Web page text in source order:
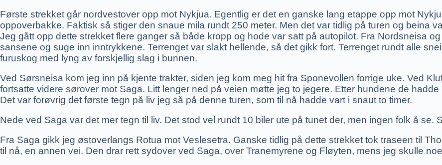
Første strekket går nordvestover opp mot Nykjua. Egentlig er det en ganske lang etappe opp mot
oppoverbakke. Faktisk så stiger den snaue mila rundt 250 meter. Men det var tidlig på turen og beina
Jeg gått opp dette strekket flere ganger så både kropp og hode var satt på autopilot. Fra Nordsneisa
sansene og suge inn inntrykkene. Terrenget var slakt hellende, så det gikk fort. Terrenget rundt alle
furuskog med lyng av forskjellig slag i bunnen.
Ved Sørsneisa kom jeg inn på kjente trakter, siden jeg kom meg hit fra Sponevollen forrige uke. Ved
fortsatte videre sørover mot Saga. Litt lenger ned på veien møtte jeg to jegere. Etter hundene de
Det var forøvrig det første tegn på liv jeg så på denne turen, som til nå hadde vart i snaut to timer.
Nede ved Saga var det mer tegn til liv. Det stod vel rundt 10 biler ute på tunet der, men ingen folk å se.
Fra Saga gikk jeg østoverlangs Rotua mot Veslesetra. Ganske tidlig på dette strekket tok traseen til
til nå, en annen vei. Den drar rett sydover ved Saga, over Tranemyrene og Fløyten, mens jeg skulle